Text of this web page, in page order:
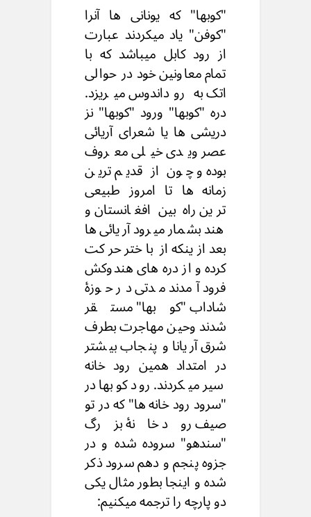
"کوبها" که یونانی ها آنرا
"کوفن" یاد میکردند عبارت
از رود کابل میباشد که با
تمام معاونین خود در حوالى
اتک به روداندوس میریزد.
دره "کوبها" ورود "کوبها" نز
دریشی ها یا شعرای آریائی
عصر ویدی خیلی معروف
بوده و چون از قدیم ترین
زمانه ها تا امروز طبیعی
ترین راه بین افغانستان و
هند بشمار میرود آریائی ها
بعد ازینکه از باختر حرکت
کرده و از دره های هندوکش
فرود آمدند مدتی در حوزۀ
شاداب "کوبها" مستقر
شدند وحین مهاجرت بطرف
شرق آریانا و پنجاب بیشتر
در امتداد همین رود خانه
سیر میکردند. رود کوبها در
"سرود رود خانه ها" که در تو
صیف رود خانۀ بزرگ
"سندهو" سروده شده و در
جزوه پنجم و دهم سرود ذکر
شده و اینجا بطور مثال یکی
دو پارچه را ترجمه میکنیم: